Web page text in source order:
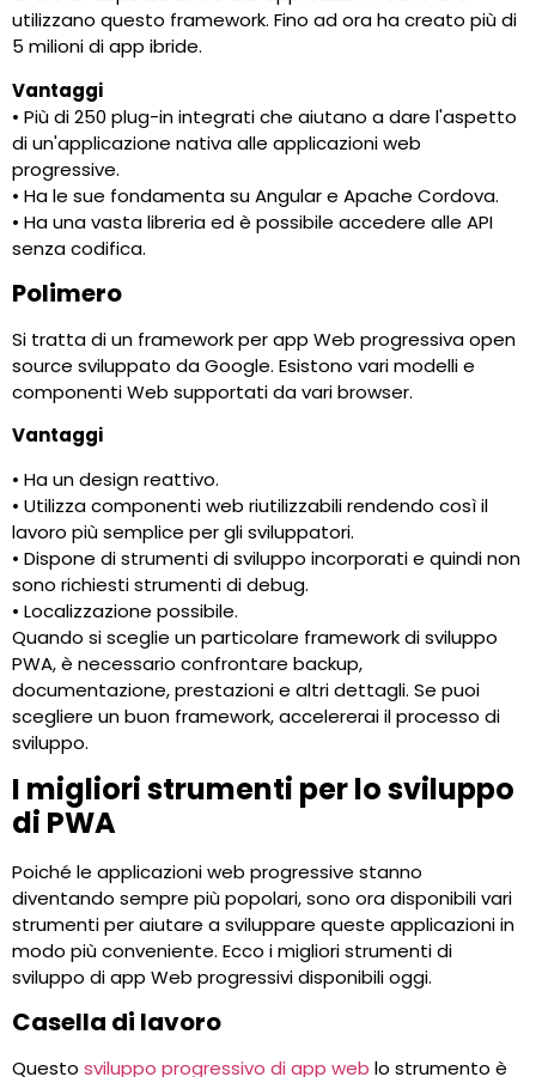
utilizzano questo framework. Fino ad ora ha creato più di
5 milioni di app ibride.
Vantaggi
• Più di 250 plug-in integrati che aiutano a dare l'aspetto
di un'applicazione nativa alle applicazioni web
progressive.
• Ha le sue fondamenta su Angular e Apache Cordova.
• Ha una vasta libreria ed è possibile accedere alle API
senza codifica.
Polimero
Si tratta di un framework per app Web progressiva open
source sviluppato da Google. Esistono vari modelli e
componenti Web supportati da vari browser.
Vantaggi
• Ha un design reattivo.
• Utilizza componenti web riutilizzabili rendendo così il
lavoro più semplice per gli sviluppatori.
• Dispone di strumenti di sviluppo incorporati e quindi non
sono richiesti strumenti di debug.
• Localizzazione possibile.
Quando si sceglie un particolare framework di sviluppo
PWA, è necessario confrontare backup,
documentazione, prestazioni e altri dettagli. Se puoi
scegliere un buon framework, accelererai il processo di
sviluppo.
I migliori strumenti per lo sviluppo
di PWA
Poiché le applicazioni web progressive stanno
diventando sempre più popolari, sono ora disponibili vari
strumenti per aiutare a sviluppare queste applicazioni in
modo più conveniente. Ecco i migliori strumenti di
sviluppo di app Web progressivi disponibili oggi.
Casella di lavoro
Questo sviluppo progressivo di app web lo strumento è